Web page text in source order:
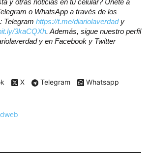
y otras noticias en tu celular? Únete a
o WhatsApp a través de los
Telegram https://t.me/diariolaverdady
3kaCQXh. Además, sigue nuestro perfil
y en Facebook y Twitter
X Telegram Whatsapp